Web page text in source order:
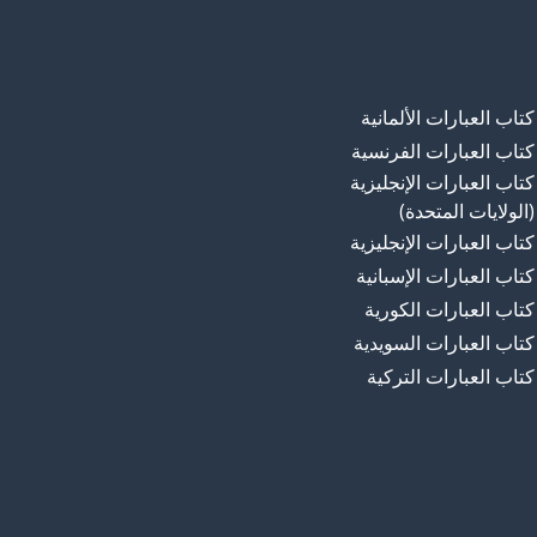
كتاب العبارات الألمانية
كتاب العبارات الفرنسية
كتاب العبارات الإنجليزية
(الولايات المتحدة)
كتاب العبارات الإنجليزية
كتاب العبارات الإسبانية
كتاب العبارات الكورية
كتاب العبارات السويدية
كتاب العبارات التركية